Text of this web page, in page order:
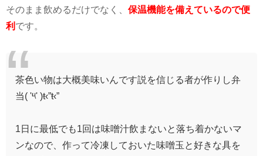
そのまま飲めるだけでなく、 保温機能を備えているので便
利 です。
茶色い物は大概美味いんです説を信じる者が作りし弁
当( '༥' )ŧ‹”ŧ‹”
1日に最低でも1回は味噌汁飲まないと落ち着かないマ
ンなので、作って冷凍しておいた味噌玉と好きな具を